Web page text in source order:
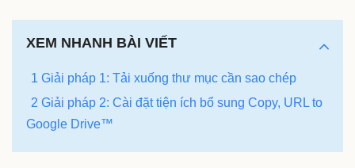
XEM NHANH BÀI VIẾT
1 Giải pháp 1: Tải xuống thư mục cần sao chép
2 Giải pháp 2: Cài đặt tiện ích bổ sung Copy, URL to
Google Drive™